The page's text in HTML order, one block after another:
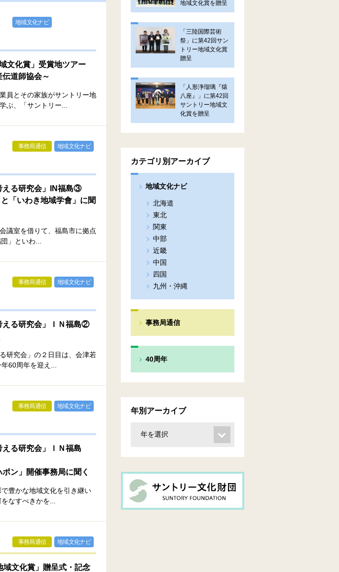
地域文化ナビ
文化賞」受賞地ツアー
伝道師協会～
員とその家族がサントリー地
ぶ、「サントリー...
事務局通信 地域文化ナビ
える研究会」IN福島③
と「いわき地域学會」に聞
議室を借りて、福島市に拠点
」といわ...
事務局通信 地域文化ナビ
える研究会」ＩＮ福島②
研究会」の２日目は、会津若
60周年を迎え...
事務局通信 地域文化ナビ
える研究会」ＩＮ福島
ポン」開催事務局に聞く
豊かな地域文化を引き継い
なすべきかを...
事務局通信 地域文化ナビ
域文化賞」贈呈式・記念
地域文化賞を贈呈
「三陸国際芸術
祭」に第42回サン
トリー地域文化賞
贈呈
「人形浄瑠璃『猿
八座』」に第42回
サントリー地域文
化賞を贈呈
カテゴリ別アーカイブ
地域文化ナビ
北海道
東北
関東
中部
近畿
中国
四国
九州・沖縄
事務局通信
40周年
年別アーカイブ